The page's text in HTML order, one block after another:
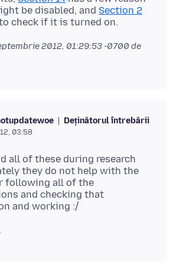
be disabled, and Section 2
2012, 01:29:53 -0700 de
Deținătorul întrebării
03:58
all of these during research
they do not help with the
following all of the
and checking that